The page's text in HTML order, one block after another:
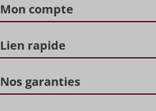
Mon compte
Lien rapide
Nos garanties